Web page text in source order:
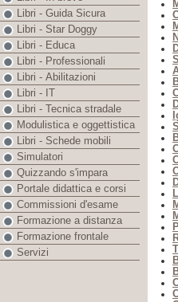
Libri - Guida Sicura
Libri - Star Doggy
Libri - Educa
Libri - Professionali
Libri - Abilitazioni
Libri - IT
Libri - Tecnica stradale
Modulistica e oggettistica
Libri - Schede mobili
Simulatori
Quizzando s'impara
Portale didattica e corsi
Commissioni d'esame
Formazione a distanza
Formazione frontale
Servizi